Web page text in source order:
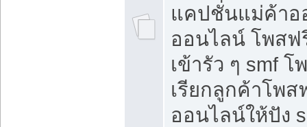
แคปชั่นแม่ค้า
ออนไลน์ โพสฟ
เข้ารัว ๆ smf
เรียกลูกค้าโพส
ออนไลน์ให้ปัง